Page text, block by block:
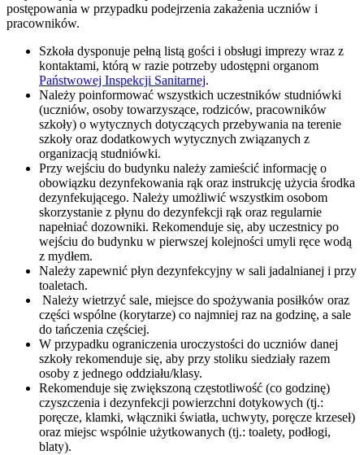
postępowania w przypadku podejrzenia zakażenia uczniów i
pracowników.
Szkoła dysponuje pełną listą gości i obsługi imprezy wraz z
kontaktami, którą w razie potrzeby udostępni organom
Państwowej Inspekcji Sanitarnej.
Należy poinformować wszystkich uczestników studniówki
(uczniów, osoby towarzyszące, rodziców, pracowników
szkoły) o wytycznych dotyczących przebywania na terenie
szkoły oraz dodatkowych wytycznych związanych z
organizacją studniówki.
Przy wejściu do budynku należy zamieścić informację o
obowiązku dezynfekowania rąk oraz instrukcję użycia środka
dezynfekującego. Należy umożliwić wszystkim osobom
skorzystanie z płynu do dezynfekcji rąk oraz regularnie
napełniać dozowniki. Rekomenduje się, aby uczestnicy po
wejściu do budynku w pierwszej kolejności umyli ręce wodą
z mydłem.
Należy zapewnić płyn dezynfekcyjny w sali jadalnianej i przy
toaletach.
Należy wietrzyć sale, miejsce do spożywania posiłków oraz
części wspólne (korytarze) co najmniej raz na godzinę, a sale
do tańczenia częściej.
W przypadku ograniczenia uroczystości do uczniów danej
szkoły rekomenduje się, aby przy stoliku siedziały razem
osoby z jednego oddziału/klasy.
Rekomenduje się zwiększoną częstotliwość (co godzinę)
czyszczenia i dezynfekcji powierzchni dotykowych (tj.:
poręcze, klamki, włączniki światła, uchwyty, poręcze krzeseł)
oraz miejsc wspólnie użytkowanych (tj.: toalety, podłogi,
blaty).